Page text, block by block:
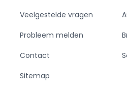
Veelgestelde vragen
Probleem melden
Contact
Sitemap